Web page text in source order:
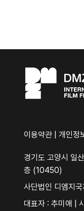
이용약관 개인정
경기도 고양시 일
층 (10450)
사단법인 디엠지
대표자 : 추미애 |